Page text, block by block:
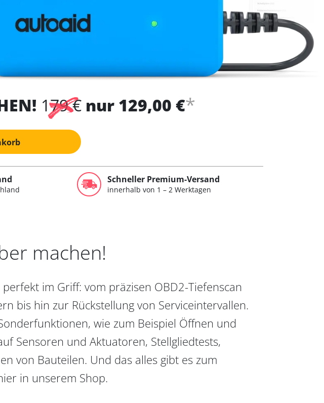
179 € nur 129,00 €*
Schneller Premium-Versand
innerhalb von 1 – 2 Werktagen
machen!
im Griff: vom präzisen OBD2-Tiefenscan
bis hin zur Rückstellung von Serviceintervallen.
wie zum Beispiel Öffnen und
Sensoren und Aktuatoren, Stellgliedtests,
von Bauteilen. Und das alles gibt es zum
in unserem Shop.